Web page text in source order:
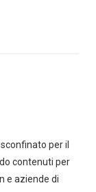
per il
contenuti per
e aziende di